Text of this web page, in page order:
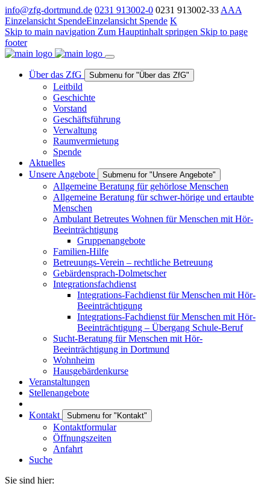
info@zfg-dortmund.de 0231 913002-0 0231 913002-33 AAA
Einzelansicht SpendeEinzelansicht Spende K
Skip to main navigation Zum Hauptinhalt springen Skip to page
footer
Über das ZfG Submenu for "Über das ZfG"
Leitbild
Geschichte
Vorstand
Geschäftsführung
Verwaltung
Raumvermietung
Spende
Aktuelles
Unsere Angebote
Submenu for "Unsere Angebote"
Allgemeine Beratung für gehörlose Menschen
Allgemeine Beratung für schwer-hörige und ertaubte
Menschen
Ambulant Betreutes Wohnen für Menschen mit Hör-
Beeinträchtigung
Gruppenangebote
Familien-Hilfe
Betreuungs-Verein – rechtliche Betreuung
Gebärdensprach-Dolmetscher
Integrationsfachdienst
Integrations-Fachdienst für Menschen mit Hör-
Beeinträchtigung
Integrations-Fachdienst für Menschen mit Hör-
Beeinträchtigung – Übergang Schule-Beruf
Sucht-Beratung für Menschen mit Hör-
Beeinträchtigung in Dortmund
Wohnheim
Hausgebärdenkurse
Veranstaltungen
Stellenangebote
Kontakt Submenu for "Kontakt"
Kontaktformular
Öffnungszeiten
Anfahrt
Suche
Sie sind hier: